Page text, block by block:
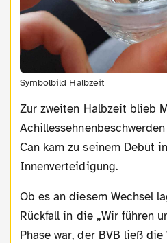
Symbolbild Halbzeit
Zur zweiten Halbzeit blieb Mats Hummels mit
Can kam zu seinem Debüt
Innenverteidigung.
Ob es an diesem Wechsel lag oder ob es ein
Rückfall in die „Wir führen
Phase war, der BVB ließ